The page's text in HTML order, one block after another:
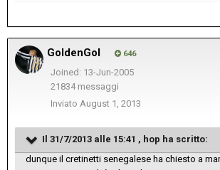
GoldenGol 646
Joined: 13-Jun-2005
21834 messaggi
Inviato August 1, 2013
Il 31/7/2013 alle 15:41 , hop ha scritto:
dunque il cretinetti senegalese ha chiesto a